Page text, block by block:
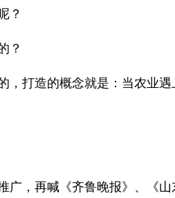
？
？
，打造的概念就是：当农业
，再喊《齐鲁晚报》、《